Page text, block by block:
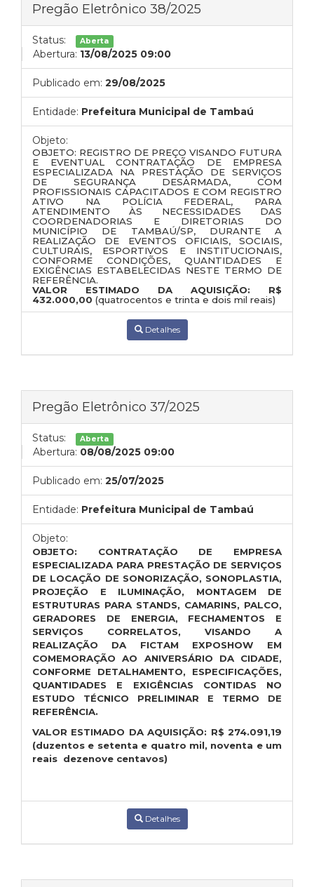
Pregão Eletrônico 38/2025
Status: Aberta
Abertura: 13/08/2025 09:00
Publicado em: 29/08/2025
Entidade: Prefeitura Municipal de Tambaú
Objeto:
OBJETO: REGISTRO DE PREÇO VISANDO FUTURA
E EVENTUAL CONTRATAÇÃO DE EMPRESA
ESPECIALIZADA NA PRESTAÇÃO DE SERVIÇOS
DE SEGURANÇA DESARMADA, COM
PROFISSIONAIS CAPACITADOS E COM REGISTRO
ATIVO NA POLÍCIA FEDERAL, PARA
ATENDIMENTO ÀS NECESSIDADES DAS
COORDENADORIAS E DIRETORIAS DO
MUNICÍPIO DE TAMBAÚ/SP, DURANTE A
REALIZAÇÃO DE EVENTOS OFICIAIS, SOCIAIS,
CULTURAIS, ESPORTIVOS E INSTITUCIONAIS,
CONFORME CONDIÇÕES, QUANTIDADES E
EXIGÊNCIAS ESTABELECIDAS NESTE TERMO DE
REFERÊNCIA.
VALOR ESTIMADO DA AQUISIÇÃO: R$
432.000,00 (quatrocentos e trinta e dois mil reais)
Detalhes
Pregão Eletrônico 37/2025
Status: Aberta
Abertura: 08/08/2025 09:00
Publicado em: 25/07/2025
Entidade: Prefeitura Municipal de Tambaú
Objeto:
OBJETO: CONTRATAÇÃO DE EMPRESA
ESPECIALIZADA PARA PRESTAÇÃO DE SERVIÇOS
DE LOCAÇÃO DE SONORIZAÇÃO, SONOPLASTIA,
PROJEÇÃO E ILUMINAÇÃO, MONTAGEM DE
ESTRUTURAS PARA STANDS, CAMARINS, PALCO,
GERADORES DE ENERGIA, FECHAMENTOS E
SERVIÇOS CORRELATOS, VISANDO A
REALIZAÇÃO DA FICTAM EXPOSHOW EM
COMEMORAÇÃO AO ANIVERSÁRIO DA CIDADE,
CONFORME DETALHAMENTO, ESPECIFICAÇÕES,
QUANTIDADES E EXIGÊNCIAS CONTIDAS NO
ESTUDO TÉCNICO PRELIMINAR E TERMO DE
REFERÊNCIA.
VALOR ESTIMADO DA AQUISIÇÃO: R$ 274.091,19
(duzentos e setenta e quatro mil, noventa e um
reais dezenove centavos)
Detalhes